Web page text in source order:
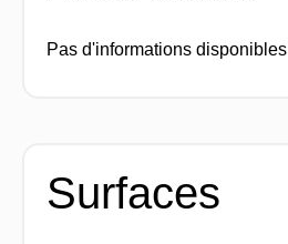
Pas d'informations disponibles
Surfaces